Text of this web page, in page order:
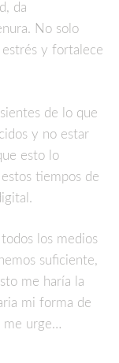
da
No solo
estrés y fortalece
de lo que
y no estar
esto lo
tiempos de
los medios
suficiente,
me haría la
mi forma de
me urge…